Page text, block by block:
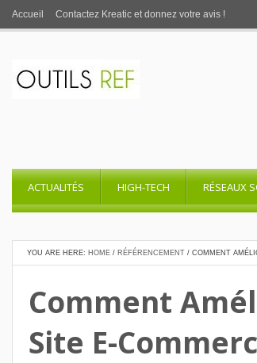
Accueil Contactez Kreatic et donnez votre avis !
ACTUALITÉS HIGH-TECH RÉSEAUX
YOU ARE HERE: HOME / RÉFÉRENCEMENT / COMMENT
Comment
Site E-